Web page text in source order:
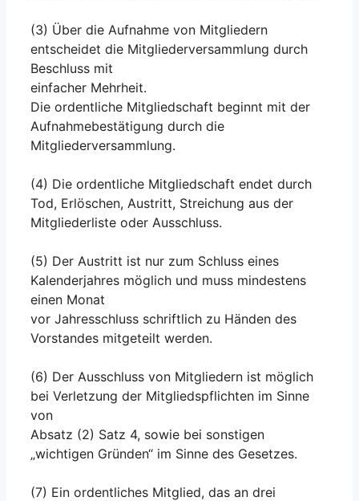
(3) Über die Aufnahme von Mitgliedern
entscheidet die Mitgliederversammlung durch
Beschluss mit
einfacher Mehrheit.
Die ordentliche Mitgliedschaft beginnt mit der
Aufnahmebestätigung durch die
Mitgliederversammlung.
(4) Die ordentliche Mitgliedschaft endet durch
Tod, Erlöschen, Austritt, Streichung aus der
Mitgliederliste oder Ausschluss.
(5) Der Austritt ist nur zum Schluss eines
Kalenderjahres möglich und muss mindestens
einen Monat
vor Jahresschluss schriftlich zu Händen des
Vorstandes mitgeteilt werden.
(6) Der Ausschluss von Mitgliedern ist möglich
bei Verletzung der Mitgliedspflichten im Sinne
von
Absatz (2) Satz 4, sowie bei sonstigen
„wichtigen Gründen“ im Sinne des Gesetzes.
(7) Ein ordentliches Mitglied, das an drei